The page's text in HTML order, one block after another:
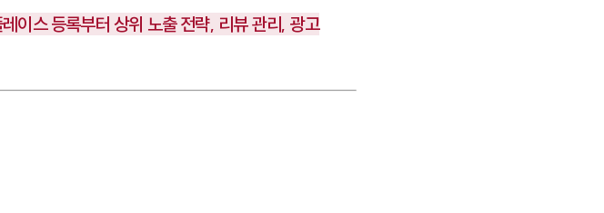
이스 등록부터 상위 노출 전략, 리뷰 관리, 광고